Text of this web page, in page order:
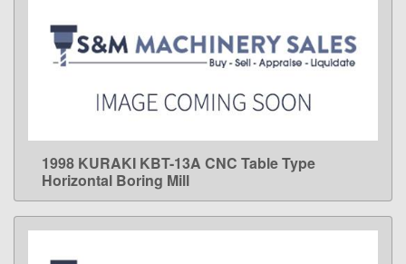
LEARN MORE
1998 KURAKI KBT-13A CNC Table Type
Horizontal Boring Mill